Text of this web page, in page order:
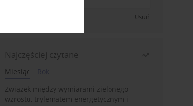
Usuń
Najczęściej czytane
Miesiąc
Związek między wymiarami zielonego
wzrostu, trylematem energetycznym i